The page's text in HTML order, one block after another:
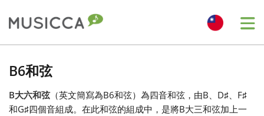
Български
B6和弦
B大六和弦 （英文簡寫為B6和弦）為四音和弦，由B、D♯、F♯
和G♯四個音組成。在此和弦的組成中，是將B大三和弦加上一